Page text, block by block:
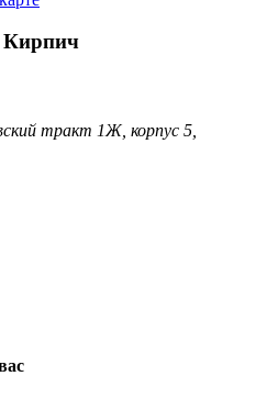
Кирпич
тракт 1Ж, корпус 5,